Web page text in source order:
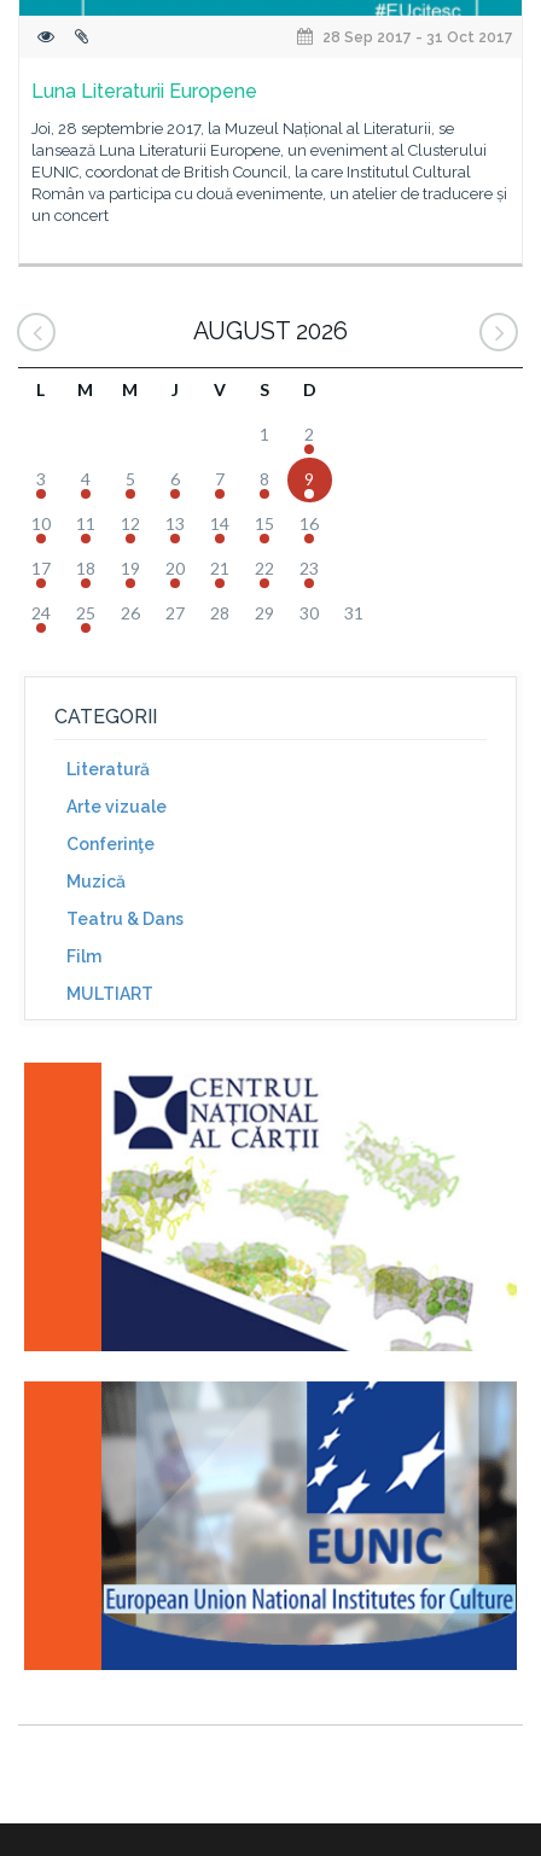
28 Sep 2017 - 31 Oct 2017
Luna Literaturii Europene
Joi, 28 septembrie 2017, la Muzeul Național al Literaturii, se
lansează Luna Literaturii Europene, un eveniment al Clusterului
EUNIC, coordonat de British Council, la care Institutul Cultural
Român va participa cu două evenimente, un atelier de traducere și
un concert
AUGUST 2026
L M M J V S D
1 2
3 4 5 6 7 8 9
10 11 12 13 14 15 16
17 18 19 20 21 22 23
24 25 26 27 28 29 30 31
CATEGORII
Literatură
Arte vizuale
Conferinţe
Muzică
Teatru & Dans
Film
MULTIART